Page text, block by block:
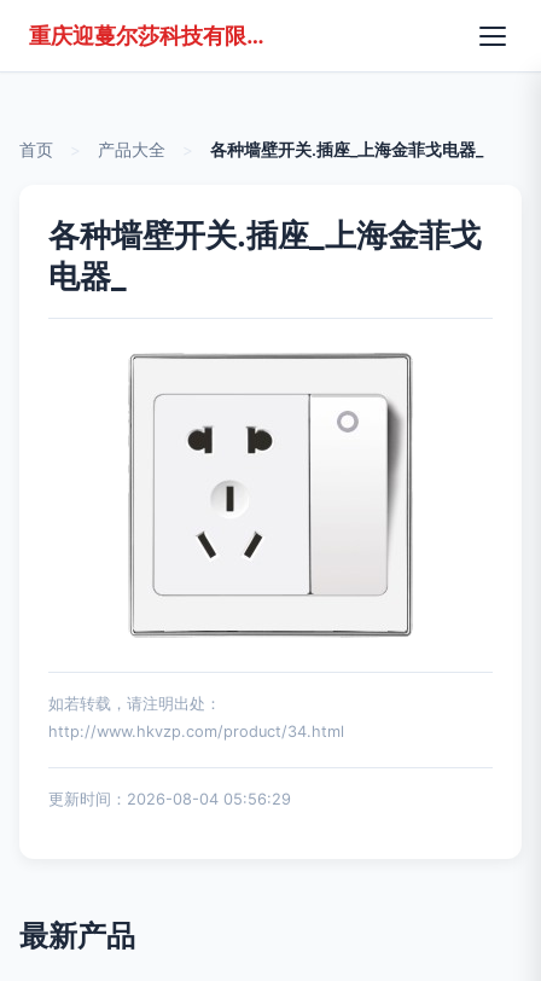
重庆迎蔓尔莎科技有限公司
首页 产品大全 各种墙壁开关.插座_上海金菲戈电器_
各种墙壁开关.插座_上海金菲戈
电器_
如若转载，请注明出处：
http://www.hkvzp.com/product/34.html
更新时间：2026-08-04 05:56:29
最新产品